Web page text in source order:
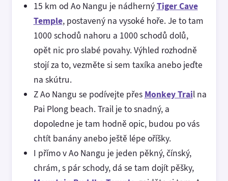
15 km od Ao Nangu je nádhernýTiger Cave
Temple, postavený na vysoké hoře. Je to tam
1000 schodů nahoru a 1000 schodů dolů,
opět nic pro slabé povahy. Výhled rozhodně
stojí za to, vezměte si sem taxíka anebo jeďte
na skútru.
Z Ao Nangu se podívejte přes Monkey Trail na
Pai Plong beach. Trail je to snadný, a
dopoledne je tam hodně opic, budou po vás
chtít banány anebo ještě lépe oříšky.
I přímo v Ao Nangu je jeden pěkný, čínský,
chrám, s pár schody, dá se tam dojít pěšky,